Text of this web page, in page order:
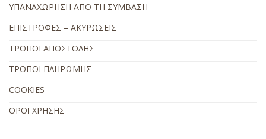
ΥΠΑΝΑΧΩΡΗΣΗ ΑΠΟ ΤΗ ΣΥΜΒΑΣΗ
ΕΠΙΣΤΡΟΦΕΣ – ΑΚΥΡΩΣΕΙΣ
ΤΡΟΠΟΙ ΑΠΟΣΤΟΛΗΣ
ΤΡΟΠΟΙ ΠΛΗΡΩΜΗΣ
COOKIES
ΟΡΟΙ ΧΡΗΣΗΣ